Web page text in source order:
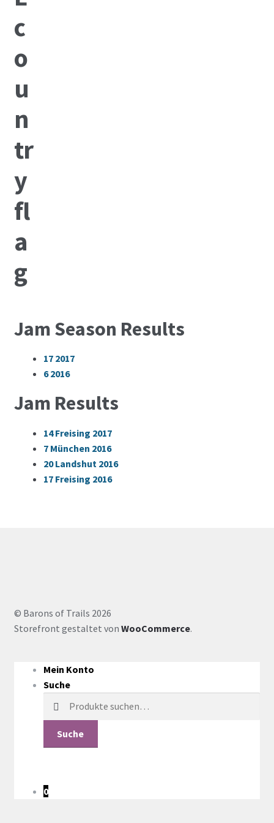
About
Jam Season Results
172017
62016
Jam Results
14Freising 2017
7München 2016
20Landshut 2016
17Freising 2016
© Barons of Trails 2026
Storefront gestaltet von WooCommerce.
Mein Konto
Suche
Suche
0